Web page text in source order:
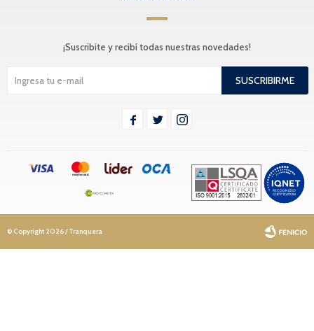
¡Suscribite y recibí todas nuestras novedades!
SUSCRIBIRME
  
© Copyright 2026 / Tranquera